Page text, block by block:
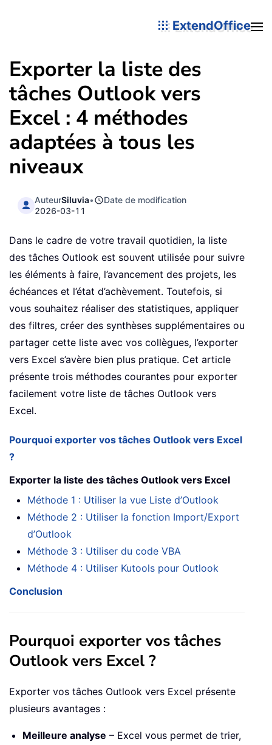
ExtendOffice
Exporter la liste des
tâches Outlook vers
Excel : 4 méthodes
adaptées à tous les
niveaux
AuteurSiluvia•
Date de modification
2026-03-11
Dans le cadre de votre travail quotidien, la liste
des tâches Outlook est souvent utilisée pour suivre
les éléments à faire, l’avancement des projets, les
échéances et l’état d’achèvement. Toutefois, si
vous souhaitez réaliser des statistiques, appliquer
des filtres, créer des synthèses supplémentaires ou
partager cette liste avec vos collègues, l’exporter
vers Excel s’avère bien plus pratique. Cet article
présente trois méthodes courantes pour exporter
facilement votre liste de tâches Outlook vers
Excel.
Pourquoi exporter vos tâches Outlook vers Excel
?
Exporter la liste des tâches Outlook vers Excel
Méthode 1 : Utiliser la vue Liste d’Outlook
Méthode 2 : Utiliser la fonction Import/Export
d’Outlook
Méthode 3 : Utiliser du code VBA
Méthode 4 : Utiliser Kutools pour Outlook
Conclusion
Pourquoi exporter vos tâches
Outlook vers Excel ?
Exporter vos tâches Outlook vers Excel présente
plusieurs avantages :
Meilleure analyse – Excel vous permet de trier,